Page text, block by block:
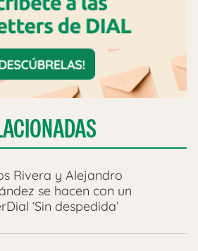
Rivera y Alejandro
se hacen con un
‘Sin despedida’